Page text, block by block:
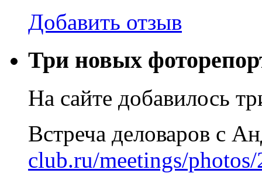
Добавить отзыв
Три новых
На сайте добавилось
Встреча деловаров с
club.ru/meetings/